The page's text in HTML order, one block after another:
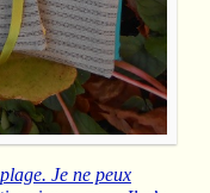
Je ne peux